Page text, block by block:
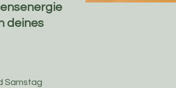
deines
Samstag